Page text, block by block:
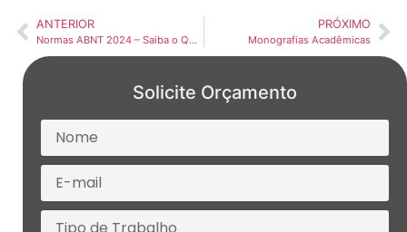
ANTERIOR
Normas ABNT 2024 – Saiba o Que Mudou
PRÓXIMO
Monografias Acadêmicas
Solicite Orçamento